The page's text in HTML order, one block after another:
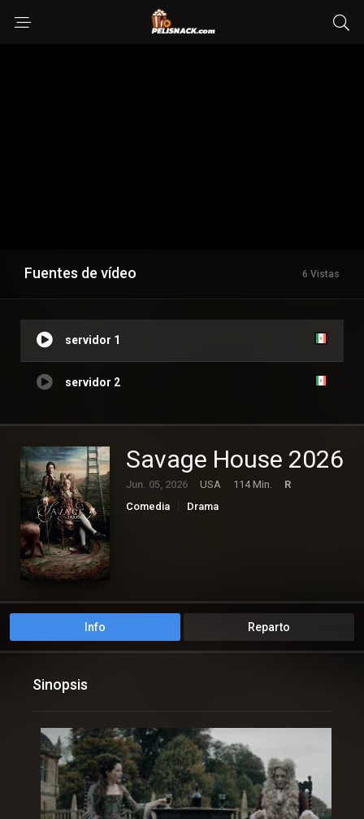
Fuentes de vídeo 6 Vistas
servidor 1
servidor 2
Savage House 2026
Jun. 05, 2026 USA 114 Min.
R
Comedia
Drama
Info Reparto
Sinopsis